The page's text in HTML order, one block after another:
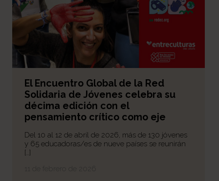
El Encuentro Global de la Red
Solidaria de Jóvenes celebra su
décima edición con el
pensamiento crítico como eje
Del 10 al 12 de abril de 2026, más de 130 jóvenes
y 65 educadoras/es de nueve países se reunirán
[…]